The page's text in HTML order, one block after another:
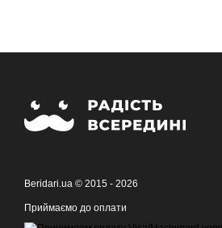
Beridari.ua © 2015 - 2026
Приймаємо до оплати